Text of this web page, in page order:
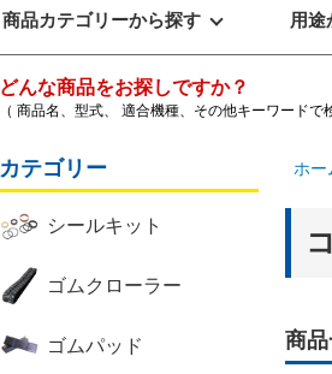
商品カテゴリーから探す 用途
どんな商品をお探しですか？
（ 商品名、型式、 適合機種、その他キーワードで
カテゴリー
シールキット
ゴムクローラー
ゴムパッド
ホー
商